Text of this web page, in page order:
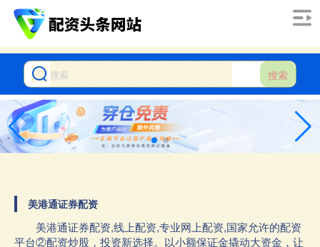
搜索
美港通证券配资
美港通证券配资,线上配资,专业网上配资,国家允许的配资
平台②配资炒股，投资新选择。以小额保证金撬动大资金，让